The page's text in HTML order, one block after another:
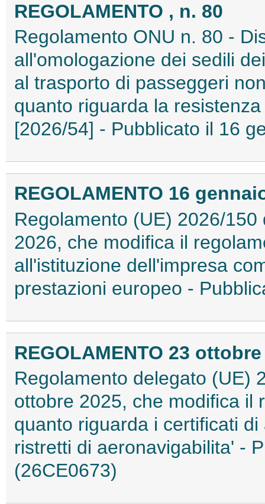
REGOLAMENTO , n. 80
Regolamento ONU n. 80 -
all'omologazione dei sedili
al trasporto di passeggeri
quanto riguarda la
[2026/54] - Pubblicato il 16
REGOLAMENTO 16
Regolamento (UE) 2026/
2026, che modifica il
all'istituzione dell'impresa
prestazioni europeo -
REGOLAMENTO 23
Regolamento delegato (UE)
ottobre 2025, che modifica il
quanto riguarda i certificati
ristretti di aeronavigabilita' -
(26CE0673)